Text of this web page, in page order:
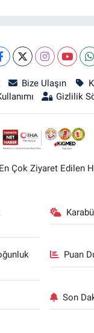
Bize Ulaşın
Gizlilik
Çok Ziyaret Edilen
Puan
Son